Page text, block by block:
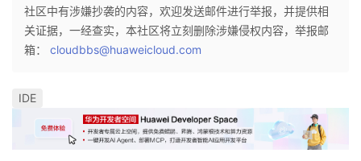
社区中有涉嫌抄袭的内容，欢迎发送邮件进行举报，并提供相
关证据，一经查实，本社区将立刻删除涉嫌侵权内容，举报邮
箱： cloudbbs@huaweicloud.com
IDE